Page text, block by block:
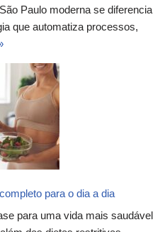
Paulo moderna se diferencia
que automatiza processos,
para o dia a dia
para uma vida mais saudável